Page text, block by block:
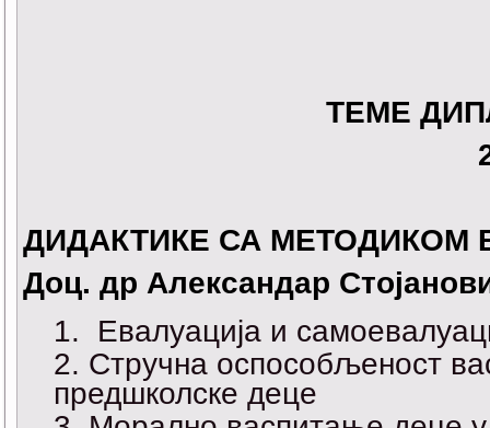
ТЕМЕ
ДИДАКТИКЕ СА МЕТОДИКОМ
Доц. др Александар
Евалуација и
Стручна оспособљеност
предшколске деце